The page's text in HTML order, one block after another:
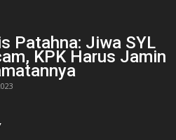
Patahna: Jiwa SYL
KPK Harus Jamin